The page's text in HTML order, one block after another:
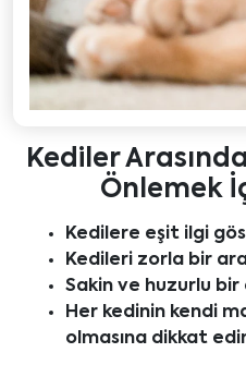
Kediler
Önlemek
Kedilere eşit ilgi
Kedileri zorla bir
Sakin ve huzurlu
Her kedinin kendi
olmasına dikkat